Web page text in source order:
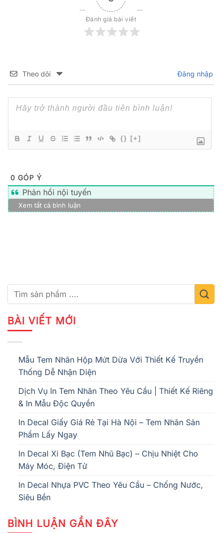
BÀI VIẾT MỚI
Mẫu Tem Nhãn Hộp Mứt Dừa Với Thiết Kế Truyền
Thống Dễ Nhận Diện
Dịch Vụ In Tem Nhãn Theo Yêu Cầu | Thiết Kế Riêng
& In Mẫu Độc Quyền
In Decal Giấy Giá Rẻ Tại Hà Nội – Tem Nhãn Sản
Phẩm Lấy Ngay
In Decal Xi Bạc (Tem Nhũ Bạc) – Chịu Nhiệt Cho
Máy Móc, Điện Tử
In Decal Nhựa PVC Theo Yêu Cầu – Chống Nước,
Siêu Bền
BÌNH LUẬN GẦN ĐÂY
Đánh giá bài viết
Theo dõi Đăng nhập
{} [+]
0 GÓP Ý
Phản hồi nội tuyến
Xem tất cả bình luận